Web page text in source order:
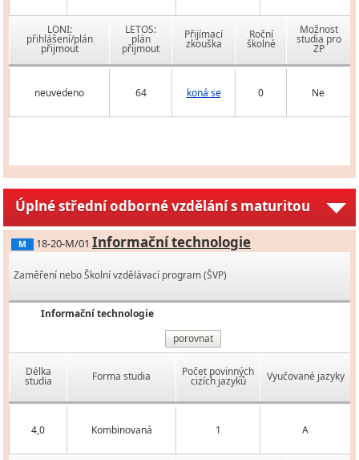
LONI:
přihlášení/plán
přijmout
LETOS:
plán
přijmout
Přijímací
zkouška
Roční
školné
Možnost
studia pro
ZP
neuvedeno 64 koná se 0 Ne
Úplné střední odborné vzdělání s maturitou
M 18-20-M/01 Informační technologie
Zaměření nebo Školní vzdělávací program (ŠVP)
Informační technologie
porovnat
Délka
studia Forma studia Počet povinných
cizích jazyků Vyučované jazyky
4,0 Kombinovaná 1 A